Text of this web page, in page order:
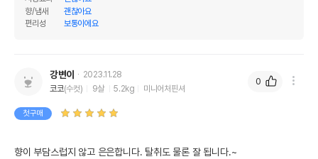
향/냄새
괜찮아요
편리성
보통이에요
강변이
2023.11.28
코코(수컷) 9살 5.2kg 미니어처핀셔
첫구매
향이 부담스럽지 않고 은은합니다. 탈취도 물론 잘 됩니다.~
0